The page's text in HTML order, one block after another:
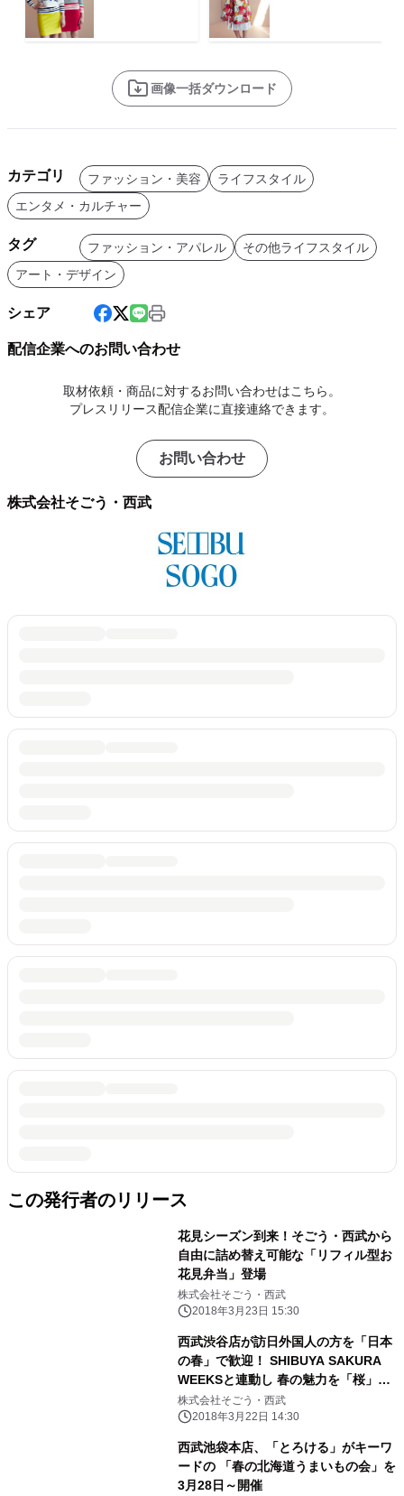
画像一括ダウンロード
カテゴリ ファッション・美容
ライフスタイル
エンタメ・カルチャー
タグ ファッション・アパレル
その他ライフスタイル
アート・デザイン
シェア
配信企業へのお問い合わせ
取材依頼・商品に対するお問い合わせはこちら。
プレスリリース配信企業に直接連絡できます。
お問い合わせ
株式会社そごう・西武
この発行者のリリース
花見シーズン到来！そごう・西武から
自由に詰め替え可能な「リフィル型お
花見弁当」登場
株式会社そごう・西武
2018年3月23日 15:30
西武渋谷店が訪日外国人の方を「日本
の春」で歓迎！ SHIBUYA SAKURA
WEEKSと連動し 春の魅力を「桜」テ
ーマで提供
株式会社そごう・西武
2018年3月22日 14:30
西武池袋本店、「とろける」がキーワ
ードの 「春の北海道うまいもの会」を
3月28日～開催